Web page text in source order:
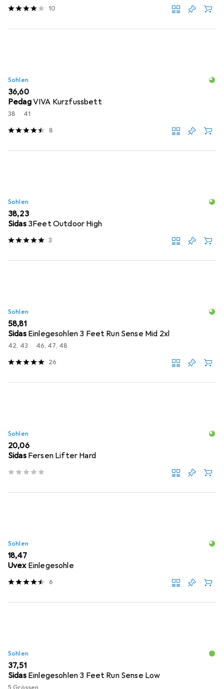
10
Sohlen
EUR
36,60
PedagVIVA Kurzfussbett
38 41
8
Sohlen
EUR
38,23
Sidas 3Feet Outdoor High
3
Sohlen
EUR
58,81
Sidas Einlegesohlen 3 Feet Run Sense Mid 2xl
42, 43 46, 47, 48
26
Sohlen
EUR
20,06
Sidas Fersen Lifter Hard
Sohlen
EUR
18,47
Uvex Einlegesohle
6
Sohlen
EUR
37,51
Sidas Einlegesohlen 3 Feet Run Sense Low
5 Grössen